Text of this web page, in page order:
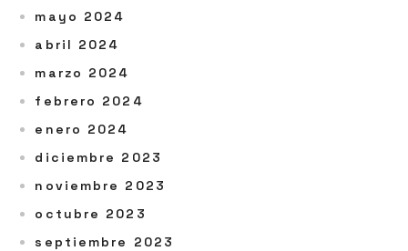
mayo 2024
abril 2024
marzo 2024
febrero 2024
enero 2024
diciembre 2023
noviembre 2023
octubre 2023
septiembre 2023